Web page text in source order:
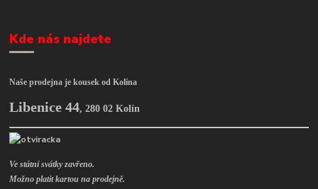
Kde nás najdete
Naše prodejna je kousek od Kolína
Libenice 44,280 02 Kolín
Ve státní svátky zavřeno.
Možno platit kartou na prodejně.